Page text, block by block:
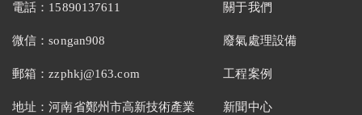
電話：15890137611
微信：songan908
郵箱：zzphkj@163.com
地址：河南省鄭州市高新技術產業
關于我們
廢氣處理設備
工程案例
新聞中心